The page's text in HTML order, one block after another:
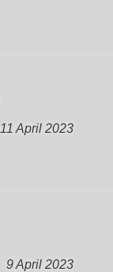
11 April 2023
9 April 2023